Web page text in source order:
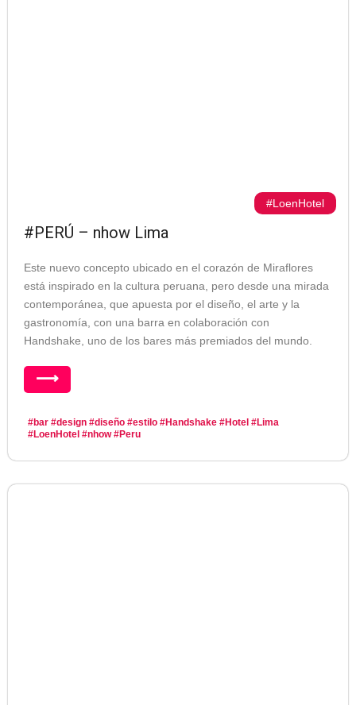
#LoenHotel
#PERÚ – nhow Lima
Este nuevo concepto ubicado en el corazón de Miraflores
está inspirado en la cultura peruana, pero desde una mirada
contemporánea, que apuesta por el diseño, el arte y la
gastronomía, con una barra en colaboración con
Handshake, uno de los bares más premiados del mundo.
⟶
#bar #design #diseño #estilo #Handshake #Hotel #Lima
#LoenHotel #nhow #Peru